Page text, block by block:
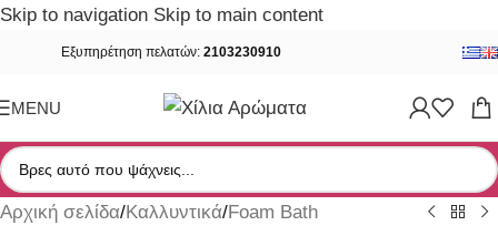
Skip to navigation Skip to main content
Εξυπηρέτηση πελατών: 2103230910
MENU
Αρχική σελίδα/Καλλυντικά/Foam Bath